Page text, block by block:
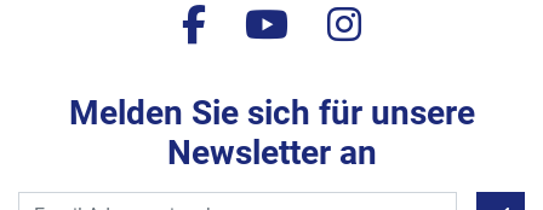
facebook
youtubeinstagram
Melden Sie sich für unsere
Newsletter an